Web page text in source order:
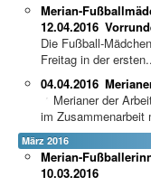
Merian-
12.04.2016
Die Fußball-
Freitag in der
04.04.2016
Merianer der
im Zusammenarbeit
März 2016
Merian-
10.03.2016